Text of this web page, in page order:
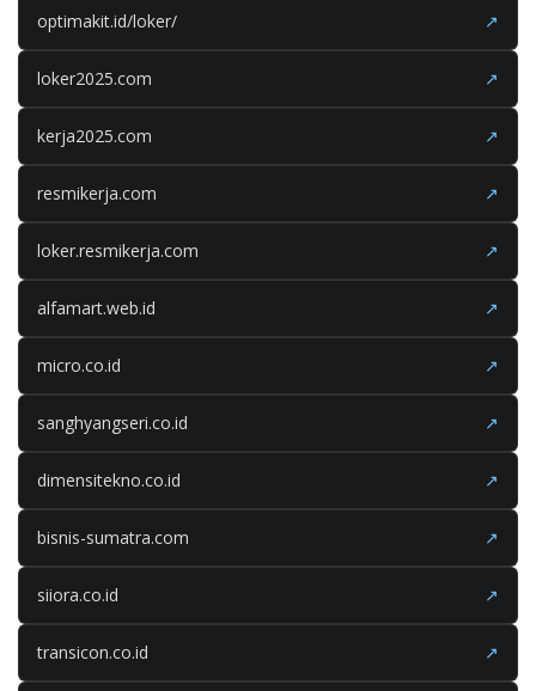
optimakit.id/loker/ ↗
loker2025.com ↗
kerja2025.com ↗
resmikerja.com ↗
loker.resmikerja.com ↗
alfamart.web.id ↗
micro.co.id ↗
sanghyangseri.co.id ↗
dimensitekno.co.id ↗
bisnis-sumatra.com ↗
siiora.co.id ↗
transicon.co.id ↗